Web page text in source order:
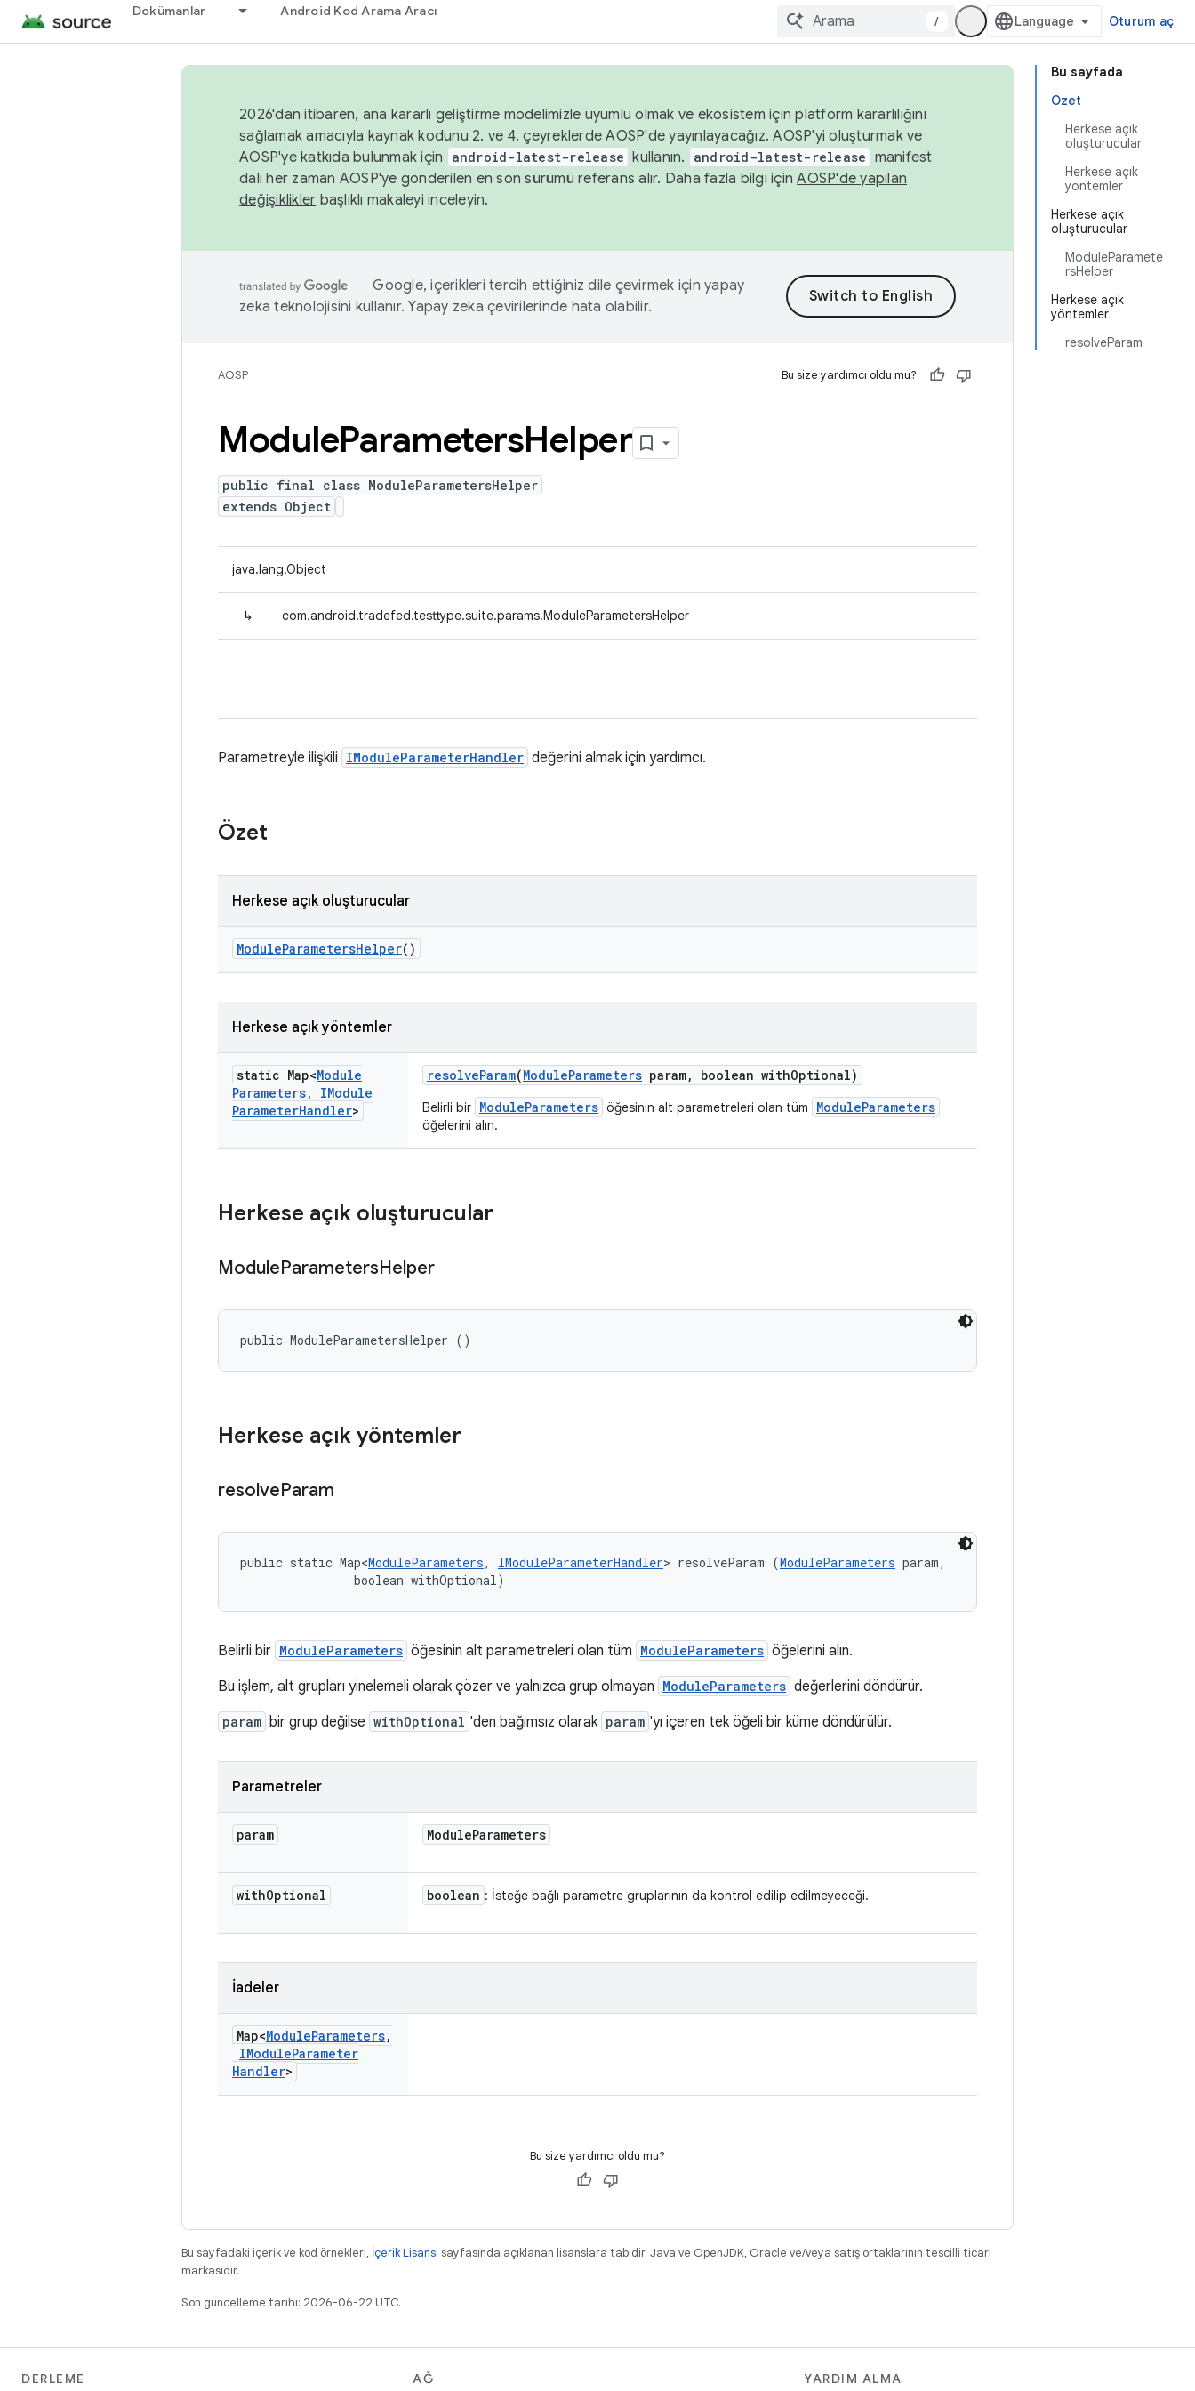
Dokümanlar Android Kod Arama Aracı
/ Oturum aç
Bu sayfada
Özet
Herkese açık
oluşturucular
Herkese açık
yöntemler
Herkese açık
oluşturucular
ModuleParamete
rsHelper
Herkese açık
yöntemler
resolveParam
2026'dan itibaren, ana kararlı geliştirme modelimizle uyumlu olmak ve ekosistem için platform kararlılığını
sağlamak amacıyla kaynak kodunu 2. ve 4. çeyreklerde AOSP'de yayınlayacağız. AOSP'yi oluşturmak ve
AOSP'ye katkıda bulunmak için
android-latest-release kullanın. android-latest-release manifest
dalı her zaman AOSP'ye gönderilen en son sürümü referans alır. Daha fazla bilgi içinAOSP'de yapılan
değişiklikler başlıklı makaleyi inceleyin.
Google, içerikleri tercih ettiğiniz dile çevirmek için yapay
zeka teknolojisini kullanır. Yapay zeka çevirilerinde hata olabilir.
AOSP Bu size yardımcı oldu mu?
ModuleParametersHelper
public final class ModuleParametersHelper
extends Object
java.lang.Object
↳ com.android.tradefed.testtype.suite.params.ModuleParametersHelper
Parametreyle ilişkili IModuleParameterHandler değerini almak için yardımcı.
Özet
Herkese açık oluşturucular
ModuleParametersHelper()
Herkese açık yöntemler
static Map<Module
Parameters,
IModule
ParameterHandler>
resolveParam(ModuleParameters param, boolean withOptional)
Belirli bir ModuleParameters öğesinin alt parametreleri olan tüm ModuleParameters
öğelerini alın.
Herkese açık oluşturucular
ModuleParametersHelper
public ModuleParametersHelper ()
Herkese açık yöntemler
resolveParam
public static Map<ModuleParameters, IModuleParameterHandler> resolveParam (ModuleParameters param,
                boolean withOptional)
Belirli bir ModuleParameters öğesinin alt parametreleri olan tüm ModuleParameters öğelerini alın.
Bu işlem, alt grupları yinelemeli olarak çözer ve yalnızca grup olmayan ModuleParameters değerlerini döndürür.
param bir grup değilse withOptional 'den bağımsız olarak param 'yı içeren tek öğeli bir küme döndürülür.
Parametreler
param ModuleParameters
withOptional boolean : İsteğe bağlı parametre gruplarının da kontrol edilip edilmeyeceği.
İadeler
Map<ModuleParameters,
IModuleParameter
Handler>
Bu size yardımcı oldu mu?
Bu sayfadaki içerik ve kod örnekleri, İçerik Lisansı sayfasında açıklanan lisanslara tabidir. Java ve OpenJDK, Oracle ve/veya satış ortaklarının tescilli ticari
markasıdır.
Son güncelleme tarihi: 2026-06-22 UTC.
DERLEME AĞ YARDIM ALMA